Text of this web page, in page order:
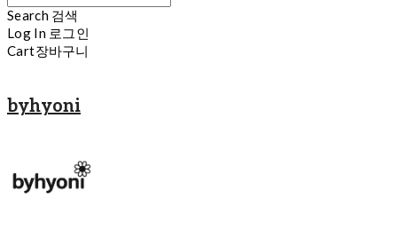
Search 검색
Log In 로그인
Cart장바구니
byhyoni